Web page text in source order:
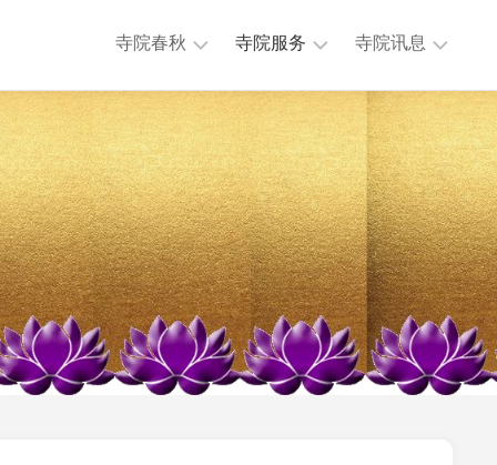
寺院春秋
主
持
历
史
沿
革
大
事
年
表
寺院服务
活
动
公
益
慈
济
法
物
流
通
寺院讯息
本
寺
讯
息
专
题
讯
息
其
他
讯
息